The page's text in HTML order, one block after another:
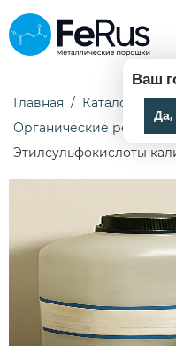
Ваш
Да,
Главная Каталог
Органические реактивы
Этилсульфокислоты